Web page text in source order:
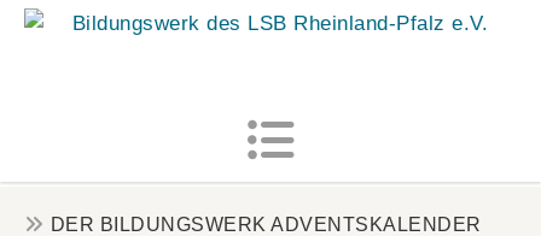
DER BILDUNGSWERK ADVENTSKALENDER